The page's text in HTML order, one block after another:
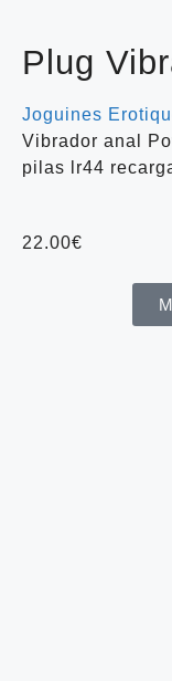
Plug
Joguines
Vibrador anal
pilas lr44
22.00€